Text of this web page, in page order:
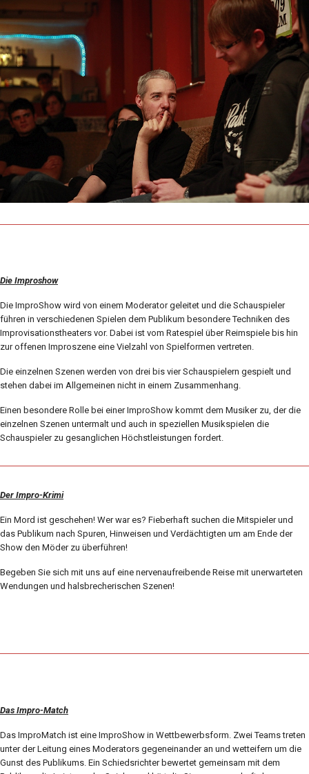
Die Improshow
Die ImproShow wird von einem Moderator geleitet und die Schauspieler
führen in verschiedenen Spielen dem Publikum besondere Techniken des
Improvisationstheaters vor. Dabei ist vom Ratespiel über Reimspiele bis hin
zur offenen Improszene eine Vielzahl von Spielformen vertreten.
Die einzelnen Szenen werden von drei bis vier Schauspielern gespielt und
stehen dabei im Allgemeinen nicht in einem Zusammenhang.
Einen besondere Rolle bei einer ImproShow kommt dem Musiker zu, der die
einzelnen Szenen untermalt und auch in speziellen Musikspielen die
Schauspieler zu gesanglichen Höchstleistungen fordert.
Der Impro-Krimi
Ein Mord ist geschehen! Wer war es? Fieberhaft suchen die Mitspieler und
das Publikum nach Spuren, Hinweisen und Verdächtigten um am Ende der
Show den Möder zu überführen!
Begeben Sie sich mit uns auf eine nervenaufreibende Reise mit unerwarteten
Wendungen und halsbrecherischen Szenen!
Das Impro-Match
Das ImproMatch ist eine ImproShow in Wettbewerbsform. Zwei Teams treten
unter der Leitung eines Moderators gegeneinander an und wetteifern um die
Gunst des Publikums. Ein Schiedsrichter bewertet gemeinsam mit dem